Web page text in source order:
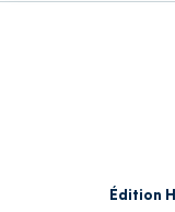
Édition